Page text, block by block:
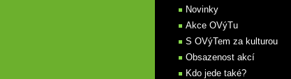
Novinky
Akce OVýTu
S OVýTem za kulturou
Obsazenost akcí
Kdo jede také?